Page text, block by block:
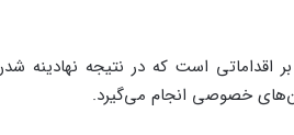
اقداماتی است که در نتیجه نهادینه
خصوصی انجام می‌گیرد.